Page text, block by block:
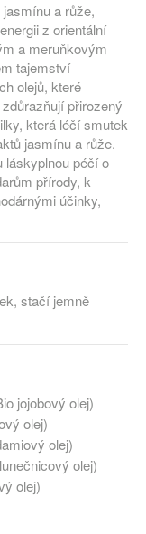
a růže,
z orientální
a meruňkovým
tajemství
olejů, které
přirozený
která léčí smutek
jasmínu a růže.
láskyplnou péčí o
přírody, k
účinky,
stačí jemně
jojobový olej)
olej)
olej)
olej)
olej)